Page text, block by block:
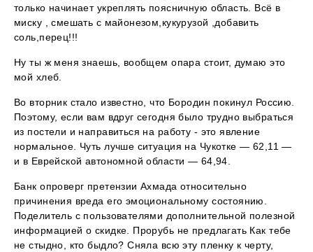
только начинает укреплять поясничную область. Всё в
миску , смешать с майонезом,кукурузой ,добавить
соль,перец!!!
Ну ты ж меня знаешь, вообщем опара стоит, думаю это
мой хлеб.
Во вторник стало известно, что Бородин покинул Россию.
Поэтому, если вам вдруг сегодня было трудно выбраться
из постели и направиться на работу - это явление
нормальное. Чуть лучше ситуация на Чукотке — 62,11 —
и в Еврейской автономной области — 64,94.
Банк опроверг претензии Ахмада относительно
причинения вреда его эмоциональному состоянию.
Поделитель с пользователями дополнительной полезной
информацией о скидке. Прорубь не предлагать Как тебе
не стыдно, кто быдло? Сняла всю эту пленку к черту,